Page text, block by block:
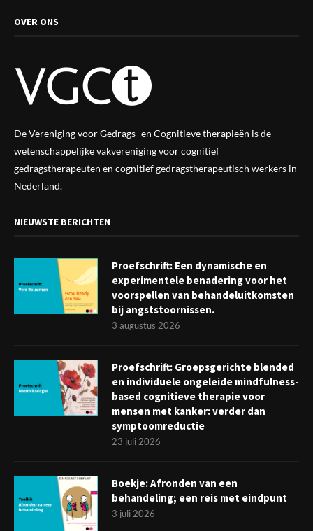
OVER ONS
De Vereniging voor Gedrags- en Cognitieve therapieën is de
wetenschappelijke vakverenigingvoor cognitief
gedragstherapeuten en cognitief gedragstherapeutisch werkers in
Nederland.
NIEUWSTE BERICHTEN
Proefschrift: Een dynamische en
experimentele benadering voor het
voorspellen van behandeluitkomsten
bij angststoornissen.
3 augustus 2026
Proefschrift: Groepsgerichte blended
en individuele ongeleide mindfulness-
based cognitieve therapie voor
mensen met kanker: verder dan
symptoomreductie
23 juli 2026
Boekje: Afronden van een
behandeling; een reis met eindpunt
3 juli 2026